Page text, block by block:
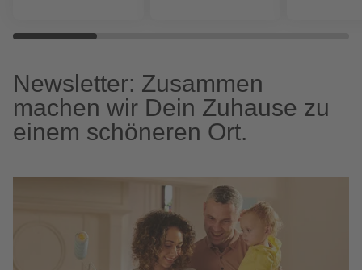
Newsletter: Zusammen
machen wir Dein Zuhause zu
einem schöneren Ort.